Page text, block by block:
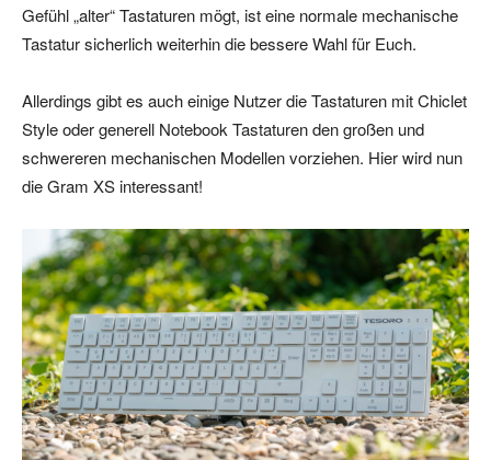
Gefühl „alter“ Tastaturen mögt, ist eine normale mechanische
Tastatur sicherlich weiterhin die bessere Wahl für Euch.
Allerdings gibt es auch einige Nutzer die Tastaturen mit Chiclet
Style oder generell Notebook Tastaturen den großen und
schwereren mechanischen Modellen vorziehen. Hier wird nun
die Gram XS interessant!